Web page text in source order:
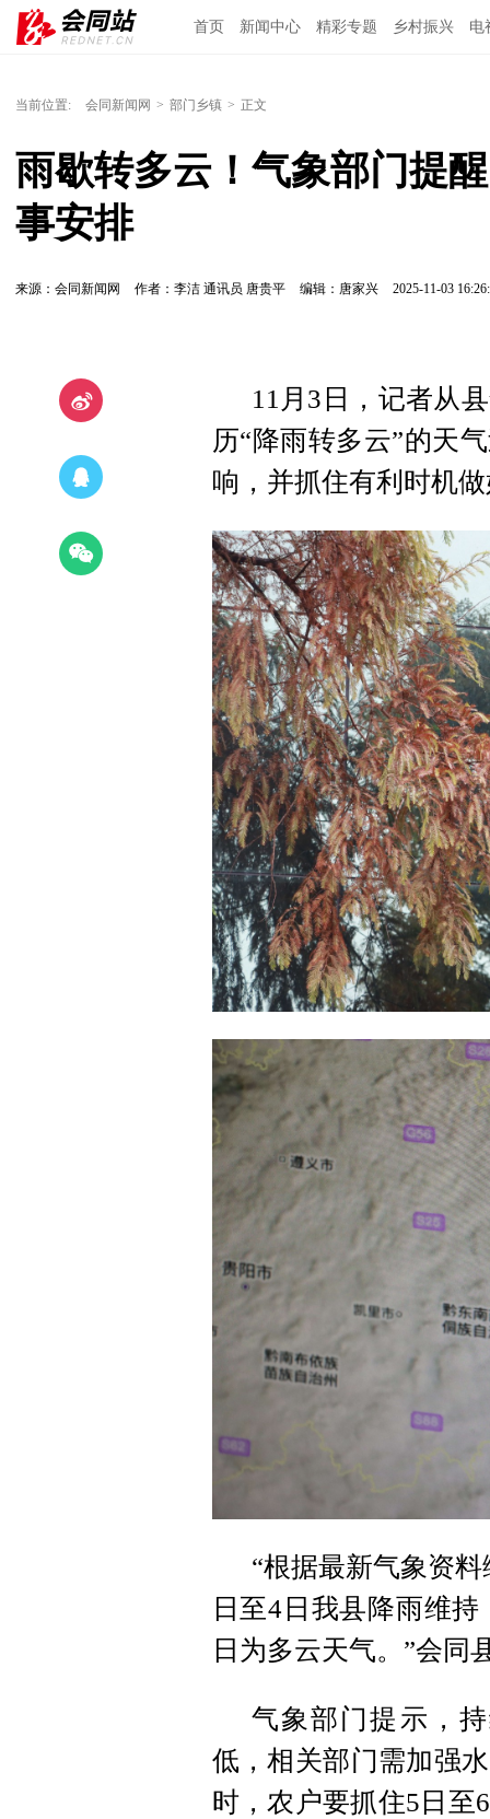
首页 新闻中心 精彩专题 乡村振兴 电
当前位置: 会同新闻网 > 部门乡镇 > 正文
雨歇转多云！气象部门提
事安排
来源：会同新闻网 作者：李洁 通讯员 唐贵平 编辑：唐家兴 2025-11-03
11月3日，记者从
历“降雨转多云”的天
响，并抓住有利时机
“根据最新气象资
日至4日我县降雨维
日为多云天气。”会同
气象部门提示，
低，相关部门需加强
时，农户要抓住5日至